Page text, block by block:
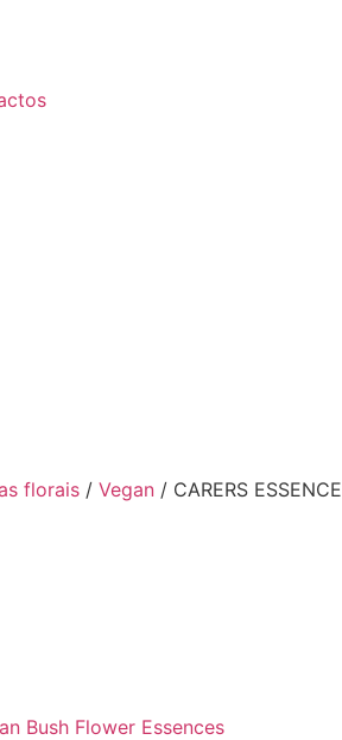
florais /Vegan / CARERS ESSENCE
Bush Flower Essences